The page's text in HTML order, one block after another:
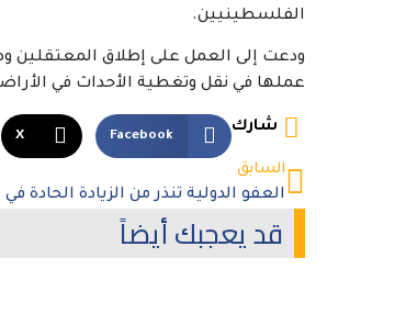
الفلسطينيين.
ودعت إلى العمل على إطلاق المعتقلين
عملها في نقل وتغطية الأحداث في
شارك
Facebook
X
السابق
قد يعجبك أيضاً